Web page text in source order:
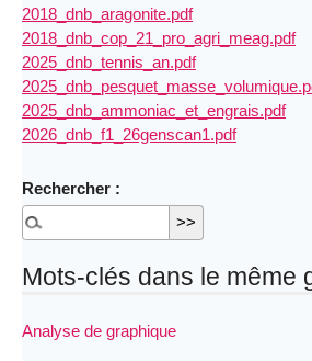
2018_dnb_aragonite.pdf
2018_dnb_cop_21_pro_agri_meag.pdf
2025_dnb_tennis_an.pdf
2025_dnb_ammoniac_et_engrais.pdf
2026_dnb_f1_26genscan1.pdf
Rechercher :
Mots-clés dans le même
Analyse de graphique